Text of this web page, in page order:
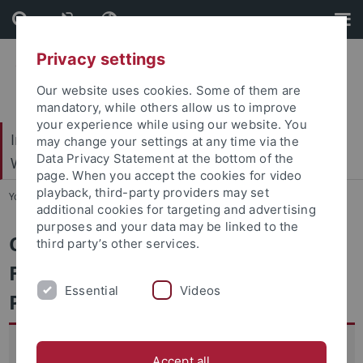
Skip
to
content
Skip
to
footer
Internationales Zentrum für Ethik in den
Wissenschaften (IZEW)
You are here: Startseite ... Co-Care
Corona und Care:
Fürsorgedynamiken in der
Pandemie (Co-Care)
Das Projekt Co-Care analysiert das Spannungsfeld
Privacy settings
Our website uses cookies. Some of them are
mandatory, while others allow us to improve
your experience while using our website. You
may change your settings at any time via the
Data Privacy Statement at the bottom of the
page. When you accept the cookies for video
playback, third-party providers may set
additional cookies for targeting and advertising
purposes and your data may be linked to the
third party’s other services.
Essential Videos